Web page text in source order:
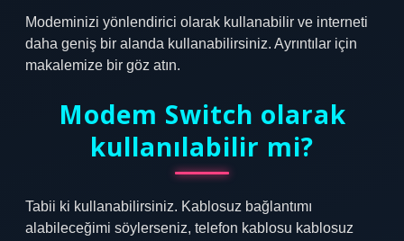
Modeminizi yönlendirici olarak kullanabilir ve interneti
daha geniş bir alanda kullanabilirsiniz. Ayrıntılar için
makalemize bir göz atın.
Modem Switch olarak
kullanılabilir mi?
Tabii ki kullanabilirsiniz. Kablosuz bağlantımı
alabileceğimi söylerseniz, telefon kablosu kablosuz